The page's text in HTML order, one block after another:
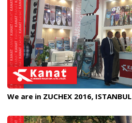
We are in ZUCHEX 2016, ISTANBUL